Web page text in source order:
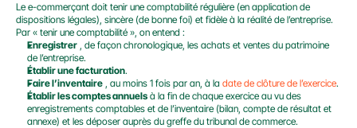
Le e-commerçant doit tenir une comptabilité régulière (en application de
dispositions légales), sincère (de bonne foi) et fidèle à la réalité de l’entreprise.
Par « tenir une comptabilité », on entend :
Enregistrer , de façon chronologique, les achats et ventes du patrimoine
de l’entreprise.
Établir une facturation.
Faire l’inventaire , au moins 1 fois par an, à la date de clôture de l’exercice.
Établir les comptes annuels à la fin de chaque exercice au vu des
enregistrements comptables et de l’inventaire (bilan, compte de résultat et
annexe) et les déposer auprès du greffe du tribunal de commerce.